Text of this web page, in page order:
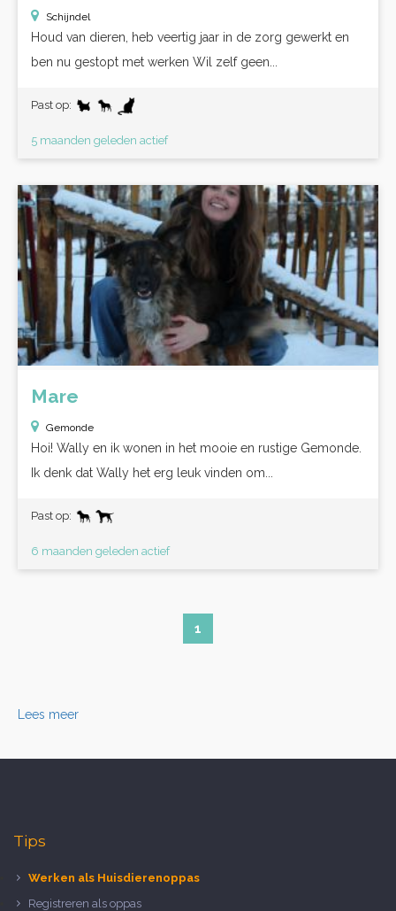
Schijndel
Houd van dieren, heb veertig jaar in de zorg gewerkt en
ben nu gestopt met werken Wil zelf geen...
Past op:
5 maanden geleden actief
Mare
Gemonde
Hoi! Wally en ik wonen in het mooie en rustige Gemonde.
Ik denk dat Wally het erg leuk vinden om...
Past op:
6 maanden geleden actief
1
Lees meer
Tips
Werken als Huisdierenoppas
Registreren als oppas